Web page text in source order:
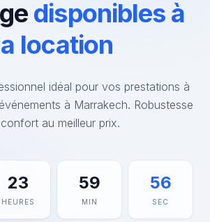
disponibles à
location
idéal pour vos prestations à
à Marrakech. Robustesse
au meilleur prix.
23
HEURES
59
MIN
56
SEC